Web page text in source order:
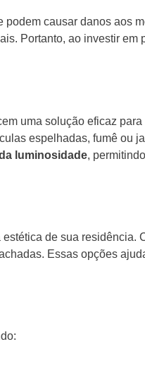
podem causar danos aos
Portanto, ao investir em
uma solução eficaz
espelhadas, fumê ou
luminosidade,
de sua residência.
Essas opções